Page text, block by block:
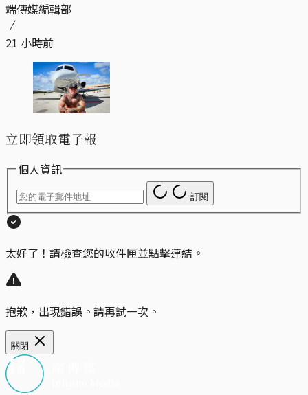
端傳媒編輯部
21 小時前
立即領取電子報
個人資訊
訂閱
太好了！請檢查您的收件匣並點擊連結。
抱歉，出現錯誤。請再試一次。
關閉